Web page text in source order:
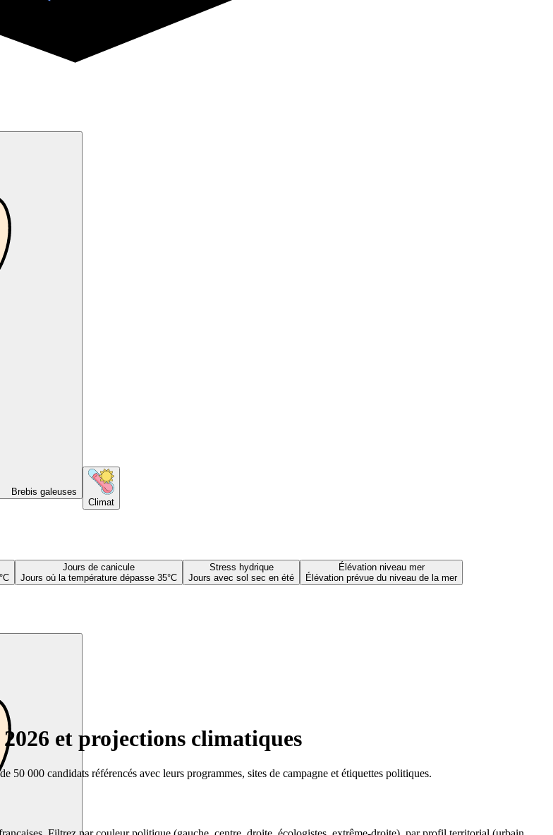
Brebis galeuses
Climat
Jours de canicule
Jours où la température dépasse 35°C
Stress hydrique
Jours avec sol sec en été
Élévation niveau mer
Élévation prévue du niveau de la mer
et projections climatiques
000 candidats référencés avec leurs programmes, sites de campagne et étiquettes politiques.